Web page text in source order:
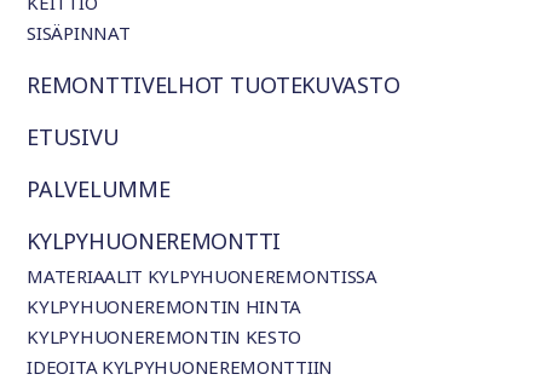
SISÄPINNAT
REMONTTIVELHOT TUOTEKUVASTO
ETUSIVU
PALVELUMME
KYLPYHUONEREMONTTI
MATERIAALIT KYLPYHUONEREMONTISSA
KYLPYHUONEREMONTIN HINTA
KYLPYHUONEREMONTIN KESTO
IDEOITA KYLPYHUONEREMONTTIIN